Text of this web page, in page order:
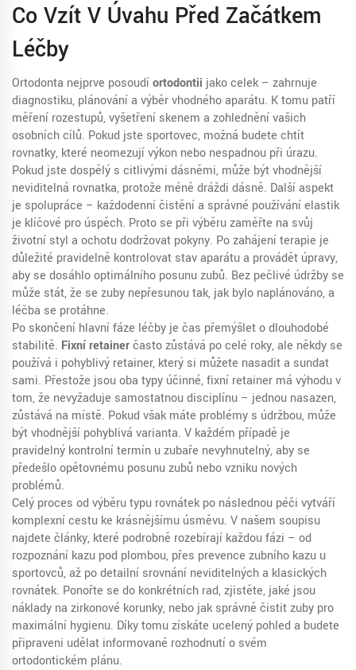
Co Vzít V Úvahu Před Začátkem
Léčby
Ortodonta nejprve posoudíortodontii jako celek – zahrnuje
diagnostiku, plánování a výběr vhodného aparátu. K tomu patří
měření rozestupů, vyšetření skenem a zohlednění vašich
osobních cílů. Pokud jste sportovec, možná budete chtít
rovnatky, které neomezují výkon nebo nespadnou při úrazu.
Pokud jste dospělý s citlivými dásněmi, může být vhodnější
neviditelná rovnatka, protože méně dráždi dásně. Další aspekt
je spolupráce – každodenní čistění a správné používání elastik
je klíčové pro úspěch. Proto se při výběru zaměřte na svůj
životní styl a ochotu dodržovat pokyny. Po zahájení terapie je
důležité pravidelně kontrolovat stav aparátu a provádět úpravy,
aby se dosáhlo optimálního posunu zubů. Bez pečlivé údržby se
může stát, že se zuby nepřesunou tak, jak bylo naplánováno, a
léčba se protáhne.
Po skončení hlavní fáze léčby je čas přemýšlet o dlouhodobé
stabilitě. Fixní retainerčasto zůstává po celé roky, ale někdy se
používá i pohyblivý retainer, který si můžete nasadit a sundat
sami. Přestože jsou oba typy účinné, fixní retainer má výhodu v
tom, že nevyžaduje samostatnou disciplínu – jednou nasazen,
zůstává na místě. Pokud však máte problémy s údržbou, může
být vhodnější pohyblivá varianta. V každém případě je
pravidelný kontrolní termín u zubaře nevyhnutelný, aby se
předešlo opětovnému posunu zubů nebo vzniku nových
problémů.
Celý proces od výběru typu rovnátek po následnou péči vytváří
komplexní cestu ke krásnějšímu úsměvu. V našem soupisu
najdete články, které podrobně rozebírají každou fázi – od
rozpoznání kazu pod plombou, přes prevence zubního kazu u
sportovců, až po detailní srovnání neviditelných a klasických
rovnátek. Ponořte se do konkrétních rad, zjistěte, jaké jsou
náklady na zirkonové korunky, nebo jak správně čistit zuby pro
maximální hygienu. Díky tomu získáte ucelený pohled a budete
připraveni udělat informované rozhodnutí o svém
ortodontickém plánu.